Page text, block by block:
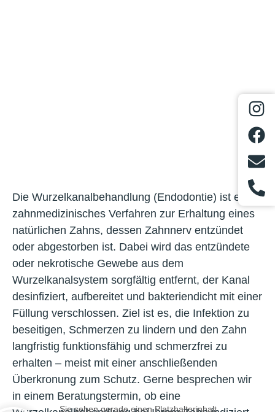
Die Wurzelkanalbehandlung (Endodontie) ist ein
zahnmedizinisches Verfahren zur Erhaltung eines
natürlichen Zahns, dessen Zahnnerv entzündet
oder abgestorben ist. Dabei wird das entzündete
oder nekrotische Gewebe aus dem
Wurzelkanalsystem sorgfältig entfernt, der Kanal
desinfiziert, aufbereitet und bakteriendicht mit einer
Füllung verschlossen. Ziel ist es, die Infektion zu
beseitigen, Schmerzen zu lindern und den Zahn
langfristig funktionsfähig und schmerzfrei zu
erhalten – meist mit einer anschließenden
Überkronung zum Schutz. Gerne besprechen wir
in einem Beratungstermin, ob eine
Sie sehen gerade einen Platzhalterinhalt